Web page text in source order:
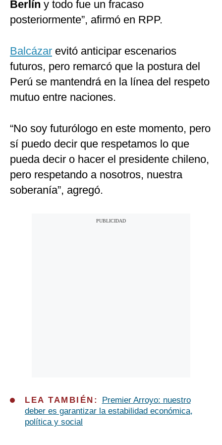
Berlín y todo fue un fracaso
posteriormente”, afirmó en RPP.
Balcázar evitó anticipar escenarios
futuros, pero remarcó que la postura del
Perú se mantendrá en la línea del respeto
mutuo entre naciones.
“No soy futurólogo en este momento, pero
sí puedo decir que respetamos lo que
pueda decir o hacer el presidente chileno,
pero respetando a nosotros, nuestra
soberanía”, agregó.
LEA TAMBIÉN:
Premier Arroyo: nuestro
deber es garantizar la estabilidad económica,
política y social